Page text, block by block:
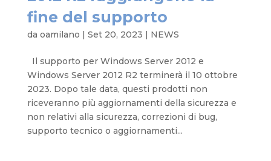
fine del supporto
da oamilano | Set 20, 2023 | NEWS
Il supporto per Windows Server 2012 e
Windows Server 2012 R2 terminerà il 10 ottobre
2023. Dopo tale data, questi prodotti non
riceveranno più aggiornamenti della sicurezza e
non relativi alla sicurezza, correzioni di bug,
supporto tecnico o aggiornamenti...